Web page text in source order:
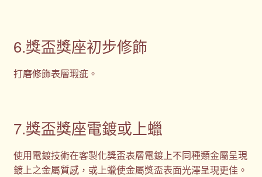
6.獎盃獎座初步修飾
打磨修飾表層瑕疵。
7.獎盃獎座電鍍或上蠟
使用電鍍技術在客製化獎盃表層電鍍上不同種類金屬呈現
鍍上之金屬質感，或上蠟使金屬獎盃表面光澤呈現更佳。